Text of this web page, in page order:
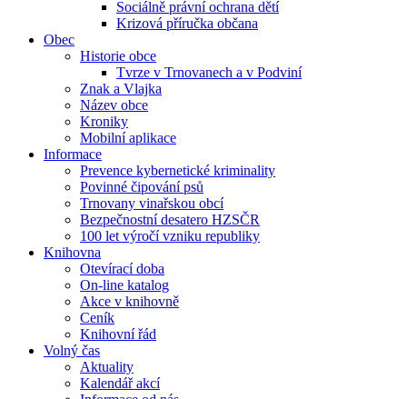
Sociálně právní ochrana dětí
Krizová příručka občana
Obec
Historie obce
Tvrze v Trnovanech a v Podviní
Znak a Vlajka
Název obce
Kroniky
Mobilní aplikace
Informace
Prevence kybernetické kriminality
Povinné čipování psů
Trnovany vinařskou obcí
Bezpečnostní desatero HZSČR
100 let výročí vzniku republiky
Knihovna
Otevírací doba
On-line katalog
Akce v knihovně
Ceník
Knihovní řád
Volný čas
Aktuality
Kalendář akcí